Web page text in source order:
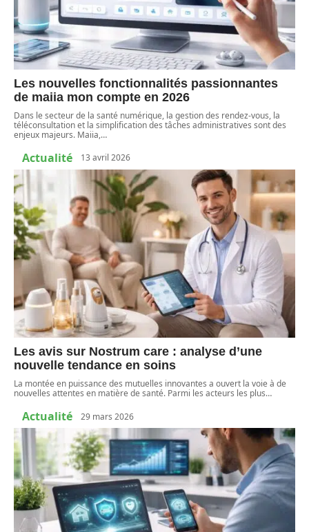
Les nouvelles fonctionnalités passionnantes
de maiia mon compte en 2026
Dans le secteur de la santé numérique, la gestion des rendez-vous, la
téléconsultation et la simplification des tâches administratives sont des
enjeux majeurs. Maiia,…
Actualité 13 avril 2026
Les avis sur Nostrum care : analyse d’une
nouvelle tendance en soins
La montée en puissance des mutuelles innovantes a ouvert la voie à de
nouvelles attentes en matière de santé. Parmi les acteurs les plus…
Actualité 29 mars 2026